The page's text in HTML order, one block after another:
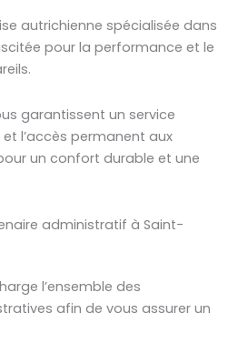
autrichienne spécialisée dans
pour la performance et le
garantissent un service
l’accès permanent aux
un confort durable et une
administratif à Saint-
l’ensemble des
afin de vous assurer un